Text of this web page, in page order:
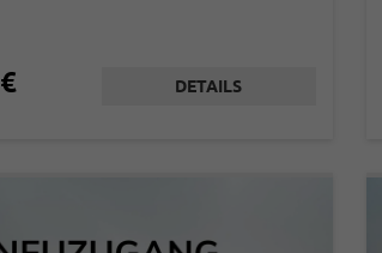
DETAILS